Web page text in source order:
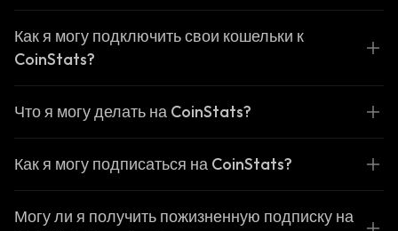
Как я могу подключить свои кошельки к
CoinStats?
Что я могу делать на CoinStats?
Как я могу подписаться на CoinStats?
Могу ли я получить пожизненную подписку на